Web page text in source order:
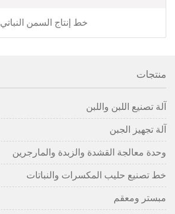
خط إنتاج السمن النباتي
منتجات
آلة تصنيع اللبن واللبن
آلة تجهيز الجبن
وحدة معالجة القشدة والزبدة والمارجرين
خط تصنيع حليب المكسرات والنباتات
مبستر ومعقم